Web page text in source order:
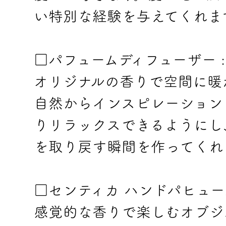
い特別な経験を与えてくれま
□パフュームディフューザー :
オリジナルの香りで空間に
自然からインスピレーショ
りリラックスできるように
を取り戻す瞬間を作ってくれ
□センティカ ハンドパヒュ
感覚的な香りで楽しむオブ